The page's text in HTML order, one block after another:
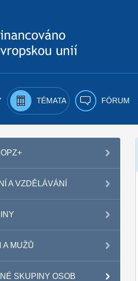
TÉMATA FÓRUM
A VZDĚLÁVÁNÍ
A MUŽŮ
SKUPINY OSOB